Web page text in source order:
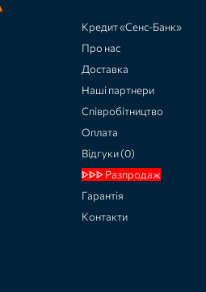
Кредит «Сенс-Банк»
Про нас
Доставка
Наші партнери
Співробітництво
Оплата
Відгуки (0)
ᐈᐈᐈ Разпродаж
Гарантія
Контакти